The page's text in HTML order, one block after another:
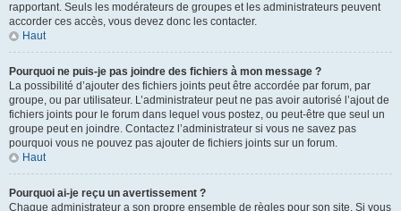
rapportant. Seuls les modérateurs de groupes et les administrateurs peuvent
accorder ces accès, vous devez donc les contacter.
Haut
Pourquoi ne puis-je pas joindre des fichiers à mon message ?
La possibilité d’ajouter des fichiers joints peut être accordée par forum, par
groupe, ou par utilisateur. L’administrateur peut ne pas avoir autorisé l’ajout de
fichiers joints pour le forum dans lequel vous postez, ou peut-être que seul un
groupe peut en joindre. Contactez l’administrateur si vous ne savez pas
pourquoi vous ne pouvez pas ajouter de fichiers joints sur un forum.
Haut
Pourquoi ai-je reçu un avertissement ?
Chaque administrateur a son propre ensemble de règles pour son site. Si vous